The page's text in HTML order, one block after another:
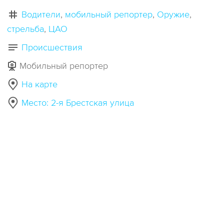
Водители мобильный репортер Оружие
стрельба ЦАО
Происшествия
Мобильный репортер
На карте
Место: 2-я Брестская улица